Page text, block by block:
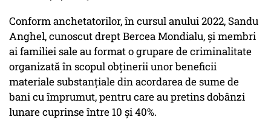
Conform anchetatorilor, în cursul anului 2022, Sandu
Anghel, cunoscut drept Bercea Mondialu, şi membri
ai familiei sale au format o grupare de criminalitate
organizată în scopul obţinerii unor beneficii
materiale substanţiale din acordarea de sume de
bani cu împrumut, pentru care au pretins dobânzi
lunare cuprinse între 10 şi 40%.